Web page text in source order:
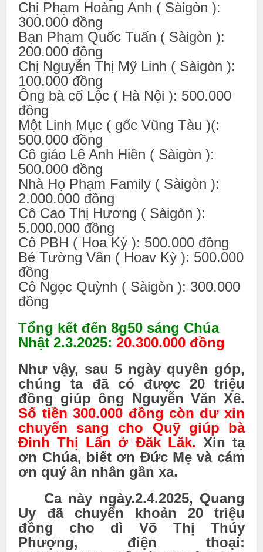
Chị Phạm Hoàng Anh ( Sàigòn ):
300.000 đồng
Bạn Phạm Quốc Tuấn ( Sàigòn ):
200.000 đồng
Chị Nguyễn Thị Mỹ Linh ( Sàigòn ):
100.000 đồng
Ông bà cố Lộc ( Hà Nội ): 500.000
đồng
Một Linh Mục ( gốc Vũng Tàu )(:
500.000 đồng
Cô giáo Lê Anh Hiền ( Sàigòn ):
500.000 đồng
Nhà Họ Phạm Family ( Sàigòn ):
2.000.000 đồng
Cô Cao Thị Hương ( Sàigòn ):
5.000.000 đồng
Cô PBH ( Hoa Kỳ ): 500.000 đồng
Bé Tường Vân ( Hoav Kỳ ): 500.000
đồng
Cô Ngọc Quỳnh ( Sàigòn ): 300.000
đồng
Tổng kết đến 8g50 sáng Chúa
Nhật 2.3.2025: 20.300.000 đồng
Như vậy, sau 5 ngày quyên góp,
chúng ta đã có được 20 triệu
đồng giúp ông Nguyễn Văn Xê.
Số tiền 300.000 đồng còn dư xin
chuyển sang cho Quỹ giúp bà
Đinh Thị Lấn ở Đăk Lăk. Xin tạ
ơn Chúa, biết ơn Đức Mẹ và cám
ơn quý ân nhân gần xa.
Ca này ngày.2.4.2025, Quang
Uy đã chuyển khoản 20 triệu
đồng cho dì Võ Thị Thúy
Phượng, điện thoại: